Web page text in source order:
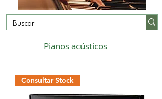
Pianos acústicos
Consultar Stock